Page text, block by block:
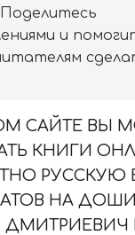
и
САЙТЕ ВЫ
КНИГИ
РУССКУЮ
НА
ДМИТРИЕВИЧ